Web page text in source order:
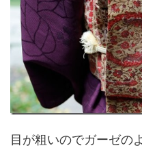
目が粗いのでガーゼの